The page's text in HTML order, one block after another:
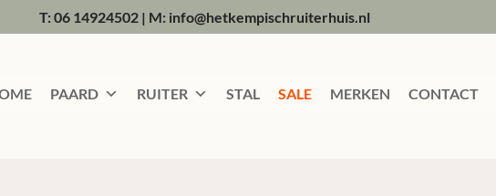
T: 06 14924502| M: info@hetkempischruiterhuis.nl
PAARD RUITER STAL SALE MERKEN CONTACT